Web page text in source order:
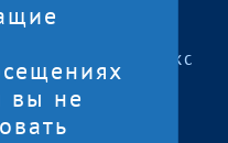
сайта — «
Артлекс
cookies для
вы не